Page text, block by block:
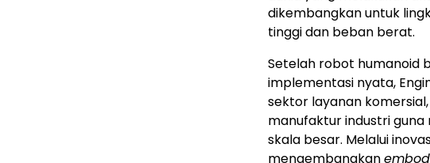
dikembangkan untuk
tinggi dan beban berat.
Setelah robot humanoid
implementasi nyata,
sektor layanan
manufaktur industri
skala besar. Melalui
mengembangkan